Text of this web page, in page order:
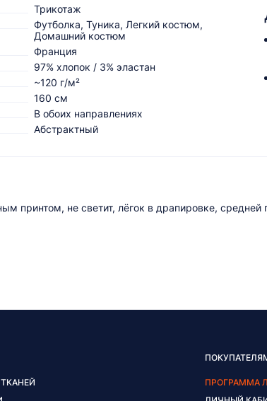
Трикотаж
Футболка, Туника, Легкий костюм,
Домашний костюм
Франция
97% хлопок / 3% эластан
~120 г/м²
160 см
В обоих направлениях
Абстрактный
принтом, не светит, лёгок в драпировке, средней
ПРОГРАММА